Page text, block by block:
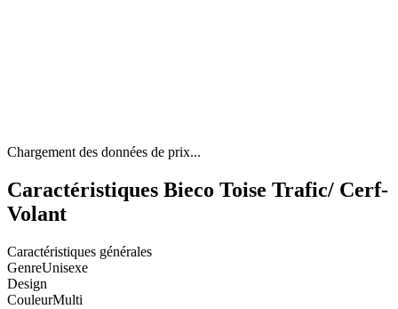
Chargement des données de prix...
Caractéristiques Bieco Toise Trafic/ Cerf-
Volant
Caractéristiques générales
GenreUnisexe
Design
CouleurMulti